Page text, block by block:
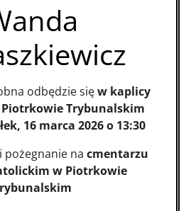
odbędzie sięw kaplicy
Trybunalskim
16 marca 2026 o 13:30
pożegnanie na cmentarzu
w Piotrkowie